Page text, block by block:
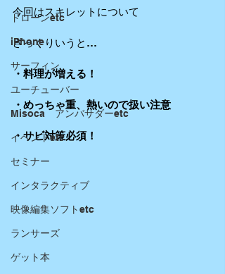
ドローンetc
iPhone
サーフィン
ユーチューバー
Misoca アンバサダーetc
イベントetc
セミナー
インタラクティブ
映像編集ソフトetc
ランサーズ
ゲット本
今回はスキレットについて
ざっくりいうと…
・料理が増える！
・めっちゃ重、熱いので扱い注意
・サビ対策必須！